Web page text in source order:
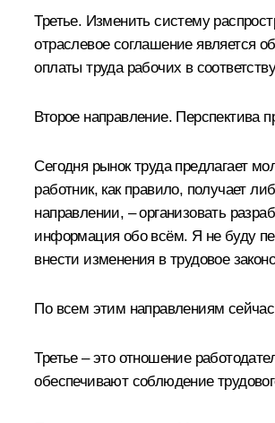
Третье. Изменить систему
отраслевое соглашение является
оплаты труда рабочих в
Второе направление. Перспектива
Сегодня рынок труда предлагает
работник, как правило, получает
направлении, – организовать
информация обо всём. Я не буду
внести изменения в трудовое
По всем этим направлениям
Третье – это отношение
обеспечивают соблюдение